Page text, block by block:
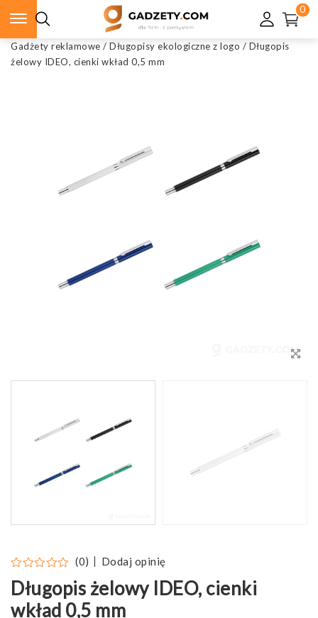
0
Gadżety reklamowe / Długopisy ekologiczne z logo / Długopis
żelowy IDEO, cienki wkład 0,5 mm
(0) Dodaj opinię
Długopis żelowy IDEO, cienki
wkład 0,5 mm